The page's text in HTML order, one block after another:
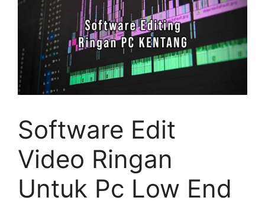
Software Edit
Video Ringan
Untuk Pc Low End